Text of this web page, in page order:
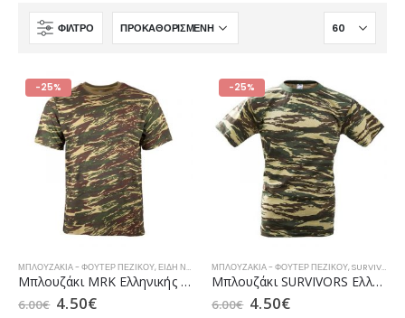
ΦΊΛΤΡΟ
-25%
ΜΠΛΟΥΖΆΚΙΑ - ΦΟΎΤΕΡ ΠΕΖΙΚΟΎ,ΕΙΔΗ ΝΕΟΣΥΛΛΕΚΤΟΥ ,ΜΠΛΟΥΖΆΚΙΑ,ΜΠΛΟΥΖΆΚΙΑ /
Μπλουζάκι MRK Ελληνικής Παραλλαγής
6.00€ 4.50€
-25%
ΜΠΛΟΥΖΆΚΙΑ - ΦΟΎΤΕΡ ΠΕΖΙΚΟΎ,SURVIVORS
Μπλουζάκι SURVIVORS Ελληνικής Παραλλαγής (00675)
6.00€ 4.50€